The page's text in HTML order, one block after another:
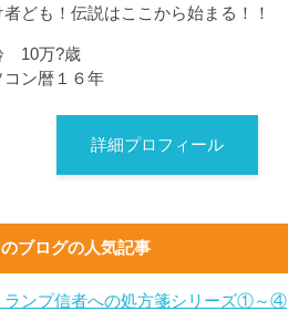
者ども！伝説はここから始まる！！
10万?歳
コン暦１６年
詳細プロフィール
ブログの人気記事
ランプ信者への処方箋シリーズ①～④